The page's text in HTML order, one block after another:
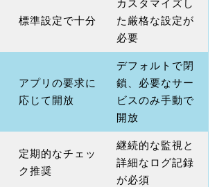
標準設定で十分
カスタマイズし
た厳格な設定が
必要
アプリの要求に
応じて開放
デフォルトで閉
鎖、必要なサー
ビスのみ手動で
開放
定期的なチェッ
ク推奨
継続的な監視と
詳細なログ記録
が必須